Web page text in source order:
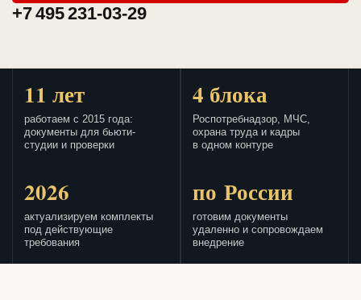
+7 495 231-03-29
11 лет
работаем с 2015 года:
документы для бьюти-
студии и проверки
4 блока
Роспотребнадзор, МЧС,
охрана труда и кадры
в одном контуре
2026
актуализируем комплекты
под действующие
требования
по России
готовим документы
удаленно и сопровождаем
внедрение